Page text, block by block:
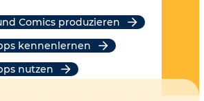
Comics produzieren
kennenlernen
nutzen